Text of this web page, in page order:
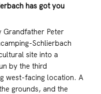
has got you
Grandfather Peter
Schlierbach
site into a
by the third
west-facing location. A
grounds, and the